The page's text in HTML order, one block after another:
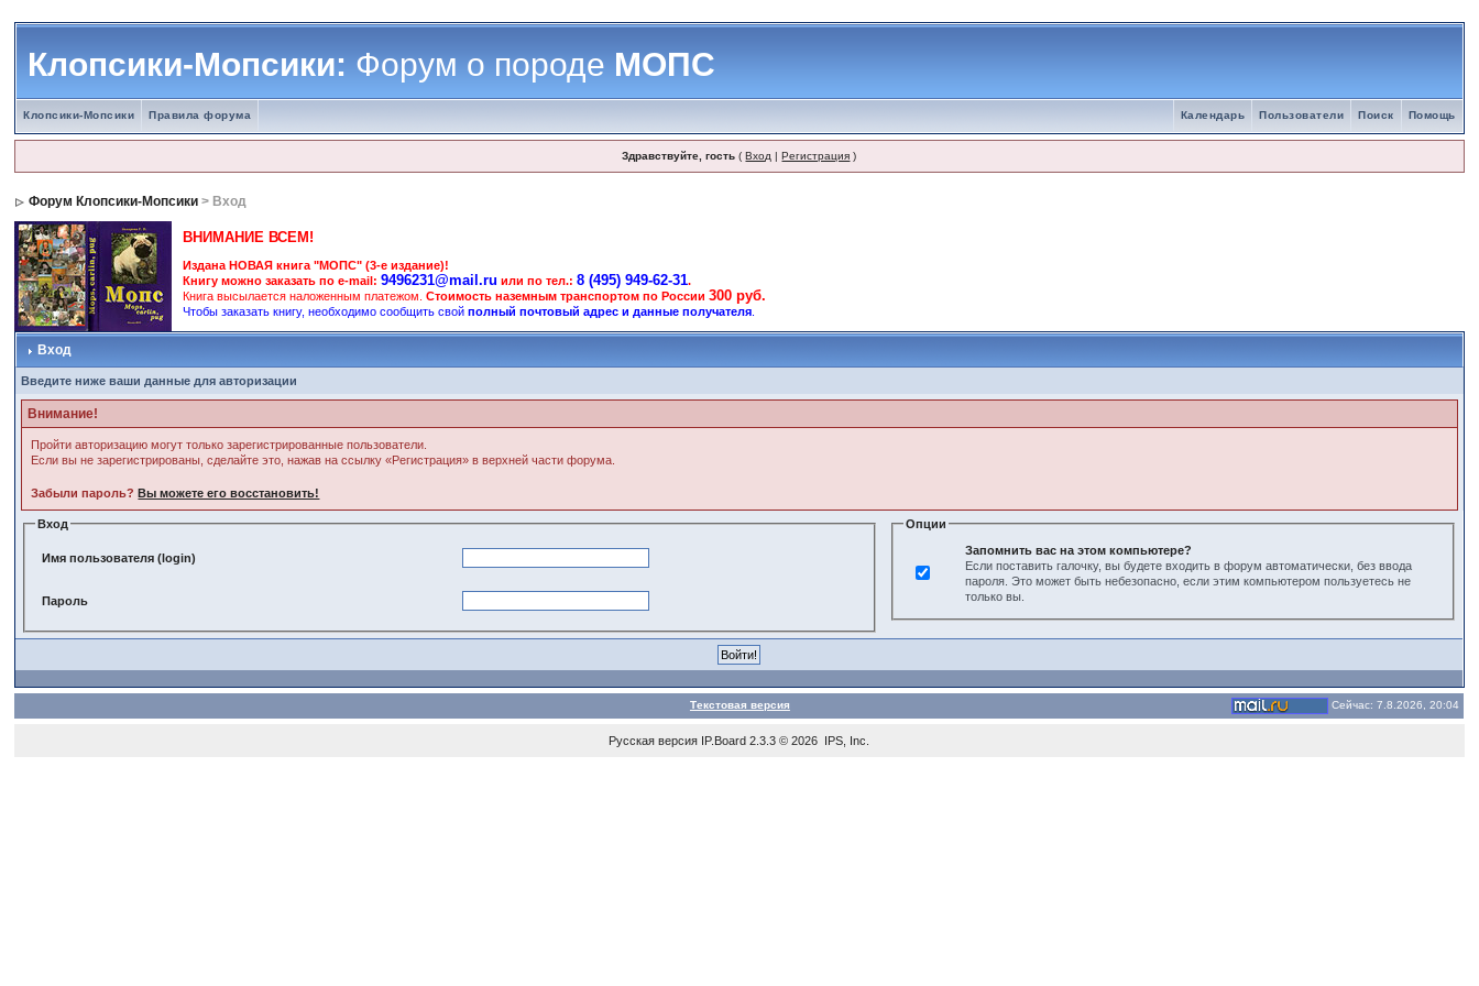
Клопсики-Мопсики:Форум о породеМОПС
Клопсики-Мопсики Правила форума Помощь
Поиск
Пользователи
Календарь
Здравствуйте, гость (Вход |Регистрация )
Форум Клопсики-Мопсики > Вход
ВНИМАНИЕ ВСЕМ!
Издана НОВАЯ книга "МОПС" (3-е издание)!
Книгу можно заказать по e-mail:9496231@mail.ru или по тел.:8 (495) 949-62-31.
Книга высылается наложенным платежом.Стоимость наземным транспортом по России300 руб.
Чтобы заказать книгу, необходимо сообщить свойполный почтовый адрес и данные получателя
Вход
Введите ниже ваши данные для авторизации
Внимание!
Пройти авторизацию могут только зарегистрированные пользователи.
Если вы не зарегистрированы, сделайте это, нажав на ссылку «Регистрация» в верхней части форума.
Забыли пароль?Вы можете его восстановить!
Вход
Имя пользователя (login)
Пароль
Опции
Запомнить вас на этом компьютере?
Если поставить галочку, вы будете входить в форум автоматически, без ввода
пароля. Это может быть небезопасно, если этим компьютером пользуетесь не
только вы.
Текстовая версия Сейчас: 7.8.2026, 20:04
Русская версия IP.Board 2.3.3 © 2026 IPS, Inc